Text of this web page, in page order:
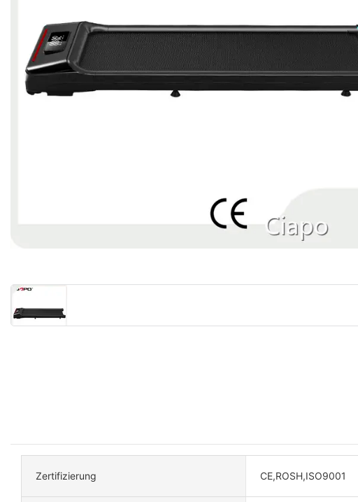
Zertifizierung CE,ROSH,ISO9001